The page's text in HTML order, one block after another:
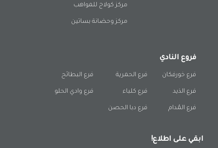
مركز كولاج للمواهب
مركز وحضانة بساتين
فروع النادي
فرع خورفكان
فرع الذيد
فرع المُدام
فرع الحمرية
فرع كلباء
فرع دبا الحصن
فرع البطائح
فرع وادي الحلو
ابقي على اطلاع!